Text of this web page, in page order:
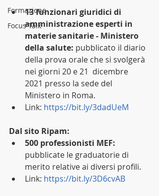
Formazione
Focus Talk
13 funzionari giuridici di
amministrazione esperti in
materie sanitarie - Ministero
della salute: pubblicato il diario
della prova orale che si svolgerà
nei giorni 20 e 21  dicembre
2021 presso la sede del
Ministero in Roma.
Link: https://bit.ly/3dadUeM
Dal sito Ripam:
500 professionisti MEF:
pubblicate le graduatorie di
merito relative ai diversi profili.
Link: https://bit.ly/3D6cvAB